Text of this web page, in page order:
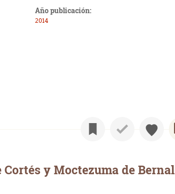
Año publicación:
2014
y Moctezuma de Bernal